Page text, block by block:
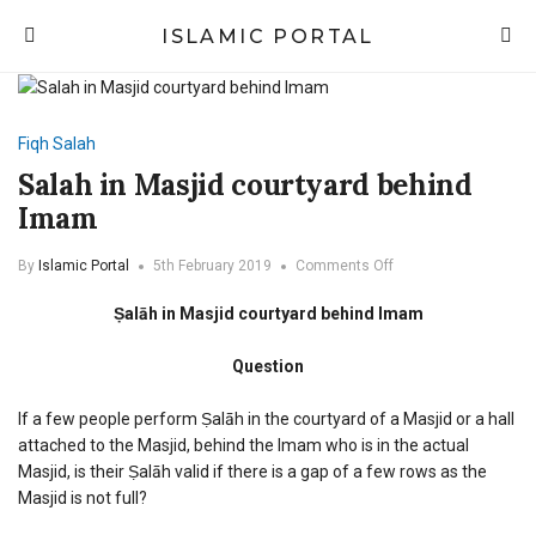
ISLAMIC PORTAL
Fiqh Salah
Salah in Masjid courtyard behind
Imam
By Islamic Portal 5th February 2019 Comments Offon
in
Ṣalāh in Masjid courtyard behind Imam
Question
If a few people perform Ṣalāh in the courtyard of a Masjid or a hall
attached to the Masjid, behind the Imam who is in the actual
Masjid, is their Ṣalāh valid if there is a gap of a few rows as the
Masjid is not full?